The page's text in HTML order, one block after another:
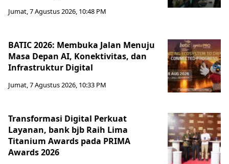
Jumat, 7 Agustus 2026, 10:48 PM
BATIC 2026: Membuka Jalan Menuju
Masa Depan AI, Konektivitas, dan
Infrastruktur Digital
Jumat, 7 Agustus 2026, 10:33 PM
Transformasi Digital Perkuat
Layanan, bank bjb Raih Lima
Titanium Awards pada PRIMA
Awards 2026